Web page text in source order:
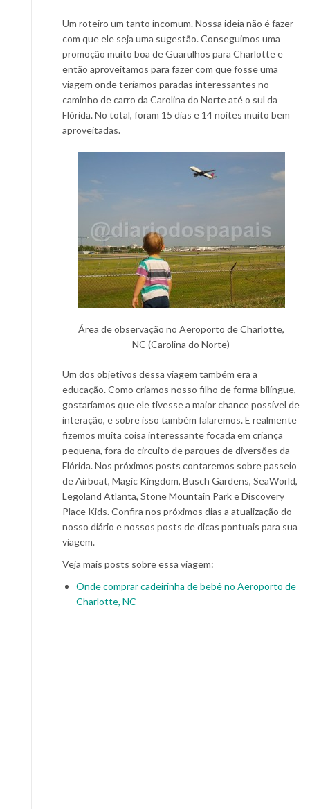
Um roteiro um tanto incomum. Nossa ideia não é fazer
com que ele seja uma sugestão. Conseguimos uma
promoção muito boa de Guarulhos para Charlotte e
então aproveitamos para fazer com que fosse uma
viagem onde teríamos paradas interessantes no
caminho de carro da Carolina do Norte até o sul da
Flórida. No total, foram 15 dias e 14 noites muito bem
aproveitadas.
Área de observação no Aeroporto de Charlotte,
NC (Carolina do Norte)
Um dos objetivos dessa viagem também era a
educação. Como criamos nosso filho de forma bilíngue,
gostaríamos que ele tivesse a maior chance possível de
interação, e sobre isso também falaremos. E realmente
fizemos muita coisa interessante focada em criança
pequena, fora do circuito de parques de diversões da
Flórida. Nos próximos posts contaremos sobre passeio
de Airboat, Magic Kingdom, Busch Gardens, SeaWorld,
Legoland Atlanta, Stone Mountain Park e Discovery
Place Kids. Confira nos próximos dias a atualização do
nosso diário e nossos posts de dicas pontuais para sua
viagem.
Veja mais posts sobre essa viagem:
Onde comprar cadeirinha de bebê no Aeroporto de
Charlotte, NC